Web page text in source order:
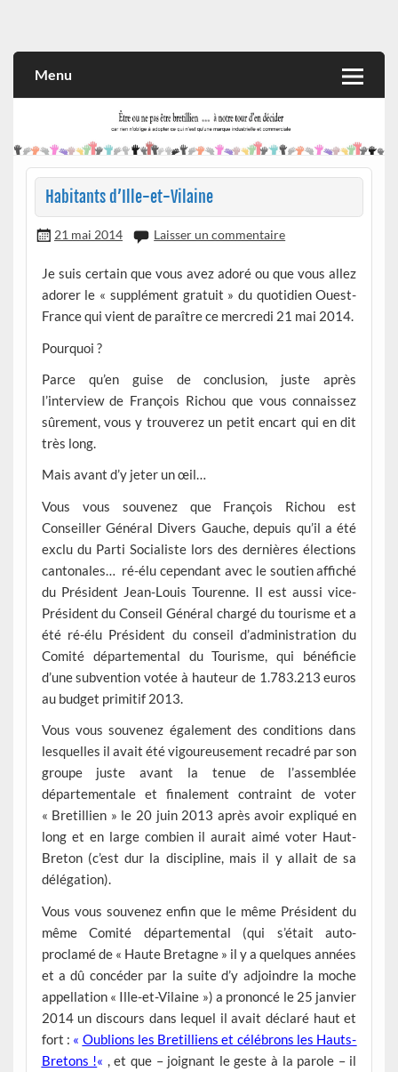
et commerciale
Menu
Habitants d’Ille-et-Vilaine
21 mai 2014 Laisser un commentaire
Je suis certain que vous avez adoré ou que vous allez
adorer le « supplément gratuit » du quotidien Ouest-
France qui vient de paraître ce mercredi 21 mai 2014.
Pourquoi ?
Parce qu’en guise de conclusion, juste après
l’interview de François Richou que vous connaissez
sûrement, vous y trouverez un petit encart qui en dit
très long.
Mais avant d’y jeter un œil…
Vous vous souvenez que François Richou est
Conseiller Général Divers Gauche, depuis qu’il a été
exclu du Parti Socialiste lors des dernières élections
cantonales… ré-élu cependant avec le soutien affiché
du Président Jean-Louis Tourenne. Il est aussi vice-
Président du Conseil Général chargé du tourisme et a
été ré-élu Président du conseil d’administration du
Comité départemental du Tourisme, qui bénéficie
d’une subvention votée à hauteur de 1.783.213 euros
au budget primitif 2013.
Vous vous souvenez également des conditions dans
lesquelles il avait été vigoureusement recadré par son
groupe juste avant la tenue de l’assemblée
départementale et finalement contraint de voter
« Bretillien » le 20 juin 2013 après avoir expliqué en
long et en large combien il aurait aimé voter Haut-
Breton (c’est dur la discipline, mais il y allait de sa
délégation).
Vous vous souvenez enfin que le même Président du
même Comité départemental (qui s’était auto-
proclamé de « Haute Bretagne » il y a quelques années
et a dû concéder par la suite d’y adjoindre la moche
appellation « Ille-et-Vilaine ») a prononcé le 25 janvier
2014 un discours dans lequel il avait déclaré haut et
fort : « Oublions les Bretilliens et célébrons les Hauts-
Bretons !«
, et que – joignant le geste à la parole – il